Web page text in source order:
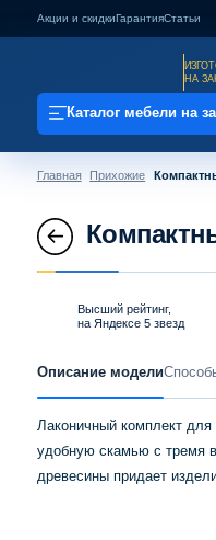
Акции и скидкиГарантияСтатьи
НА
Каталог мебели на
Главная Прихожие
Высший рейтинг,
на Яндексе 5 звезд
Описание модели
Лаконичный комплект
удобную скамью с тремя
древесины придает